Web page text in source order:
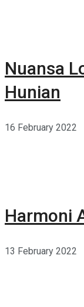
Nuansa
Hunian
16 February 2022
Harmoni
13 February 2022